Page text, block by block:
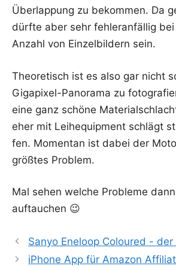
Über­lap­pung zu bekom­men. Da
dürf­te aber sehr feh­ler­an­fäl­lig
Anzahl von Ein­zel­bil­dern sein.
Theo­re­tisch ist es also gar nicht
Giga­pi­xel-Pan­ora­ma zu
eine ganz schö­ne
eher mit Lei­h­e­quip­ment schlägt
fen. Momen­tan ist dabei der
größ­tes Problem.
Mal sehen wel­che Pro­ble­me
auftauchen 😉
Sanyo Eneloop Coloured -
iPhone App für Amazon